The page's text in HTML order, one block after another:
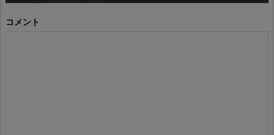
コメント